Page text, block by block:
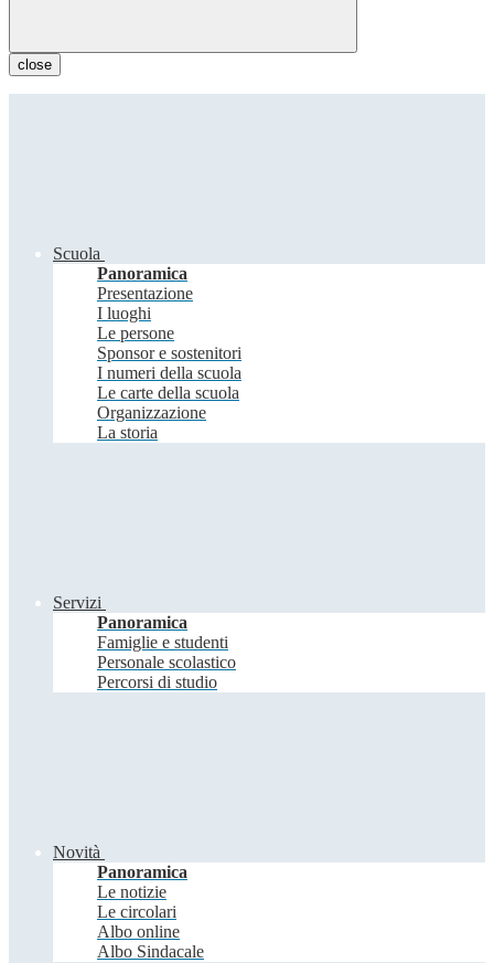
close
Scuola
Panoramica
Presentazione
I luoghi
Le persone
Sponsor e sostenitori
I numeri della scuola
Le carte della scuola
Organizzazione
La storia
Servizi
Panoramica
Famiglie e studenti
Personale scolastico
Percorsi di studio
Novità
Panoramica
Le notizie
Le circolari
Albo online
Albo Sindacale